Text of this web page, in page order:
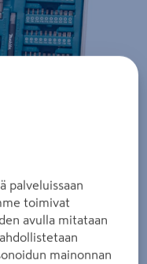
palveluissaan
toimivat
avulla mitataan
mainonnan